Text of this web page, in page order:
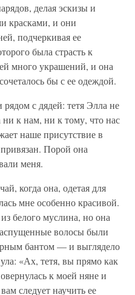
делая эскизы и
красками, и они
подчеркивая ее
была страсть к
много украшений, и она
бы с ее одеждой.
с дядей: тетя Элла не
ни к нам, ни к тому, что нас
наше присутствие в
Порой она
меня.
когда она, одетая для
мне особенно красивой.
белого муслина, но она
волосы были
бантом — и выглядело
«Ах, тетя, вы прямо как
к моей няне и
следует научить ее